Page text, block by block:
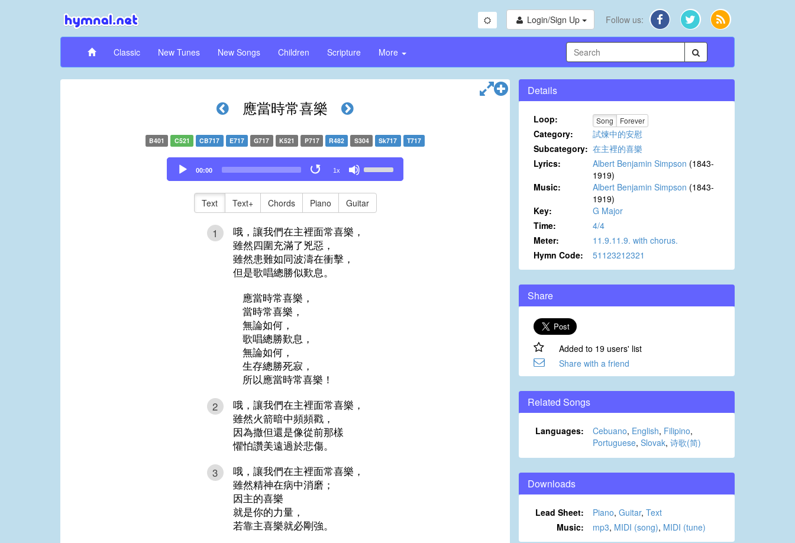
Login/Sign Up Follow us:
Classic New Tunes New Songs Children Scripture More
應當時常喜樂
B401 C521 CB717 E717 G717 K521 P717 R482 S304 Sk717 T717
Audio
Player
00:00 1x
Up/Down
to
Text Text+ Chords Piano Guitar
1
哦，讓我們在主裡面常喜樂，
雖然四圍充滿了兇惡，
雖然患難如同波濤在衝擊，
但是歌唱總勝似歎息。
應當時常喜樂，
當時常喜樂，
無論如何，
歌唱總勝歎息，
無論如何，
生存總勝死寂，
所以應當時常喜樂！
2
哦，讓我們在主裡面常喜樂，
雖然火箭暗中頻頻戳，
因為撒但還是像從前那樣
懼怕讚美遠過於悲傷。
3
哦，讓我們在主裡面常喜樂，
雖然精神在病中消磨；
因主的喜樂
就是你的力量，
若靠主喜樂就必剛強。
Details
Loop: Song Forever
Category:
試煉中的安慰
Subcategory: 在主裡的喜樂
Lyrics:
Albert Benjamin Simpson (1843-
1919)
Music:
Albert Benjamin Simpson (1843-
1919)
Key:
G Major
Time:
4/4
Meter:
11.9.11.9. with chorus.
Hymn Code:
51123212321
Share
Added to 19 users' list
Share with a friend
Related Songs
Languages: Cebuano, English, Filipino,
Portuguese, Slovak, 诗歌(简)
Downloads
Lead Sheet: Piano, Guitar, Text
Music:
mp3, MIDI (song), MIDI (tune)